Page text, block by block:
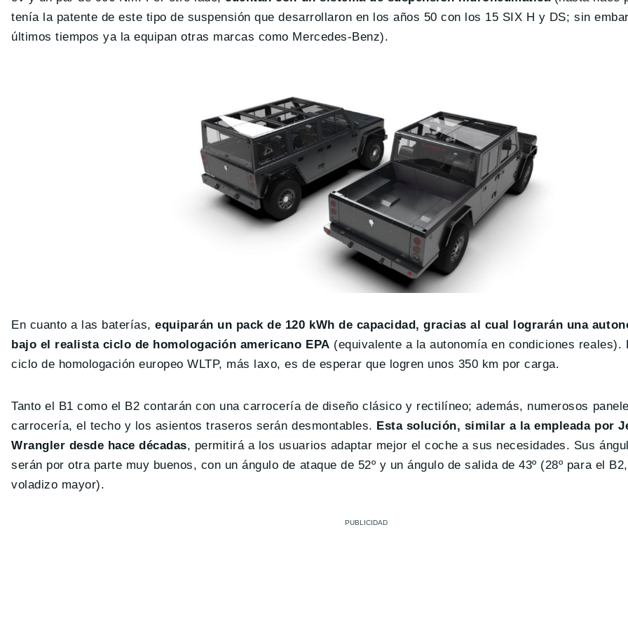
tenía la patente de este tipo de suspensión que desarrollaron en los años 50 con los 15 SIX H y DS; sin
últimos tiempos ya la equipan otras marcas como Mercedes-Benz).
En cuanto a las baterías,equiparán un pack de 120 kWh de capacidad, gracias al cual lograrán una
bajo el realista ciclo de homologación americano EPA (equivalente a la autonomía en condiciones reales).
ciclo de homologación europeo WLTP, más laxo, es de esperar que logren unos 350 km por carga.
Tanto el B1 como el B2 contarán con una carrocería de diseño clásico y rectilíneo; además, numerosos
carrocería, el techo y los asientos traseros serán desmontables. Esta solución, similar a la empleada por
Wrangler desde hace décadas, permitirá a los usuarios adaptar mejor el coche a sus necesidades. Sus
serán por otra parte muy buenos, con un ángulo de ataque de 52º y un ángulo de salida de 43º (28º para el
voladizo mayor).